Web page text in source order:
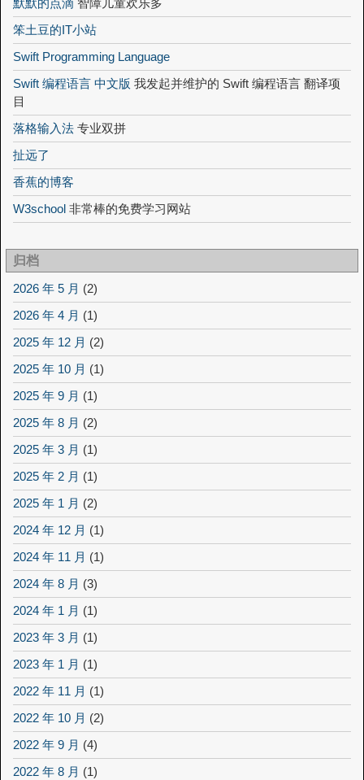
默默的点滴 智障儿童欢乐多
笨土豆的IT小站
Swift Programming Language
Swift 编程语言 中文版 我发起并维护的 Swift 编程语言 翻译项
目
落格输入法 专业双拼
扯远了
香蕉的博客
W3school 非常棒的免费学习网站
归档
2026 年 5 月 (2)
2026 年 4 月 (1)
2025 年 12 月 (2)
2025 年 10 月 (1)
2025 年 9 月 (1)
2025 年 8 月 (2)
2025 年 3 月 (1)
2025 年 2 月 (1)
2025 年 1 月 (2)
2024 年 12 月 (1)
2024 年 11 月 (1)
2024 年 8 月 (3)
2024 年 1 月 (1)
2023 年 3 月 (1)
2023 年 1 月 (1)
2022 年 11 月 (1)
2022 年 10 月 (2)
2022 年 9 月 (4)
2022 年 8 月 (1)